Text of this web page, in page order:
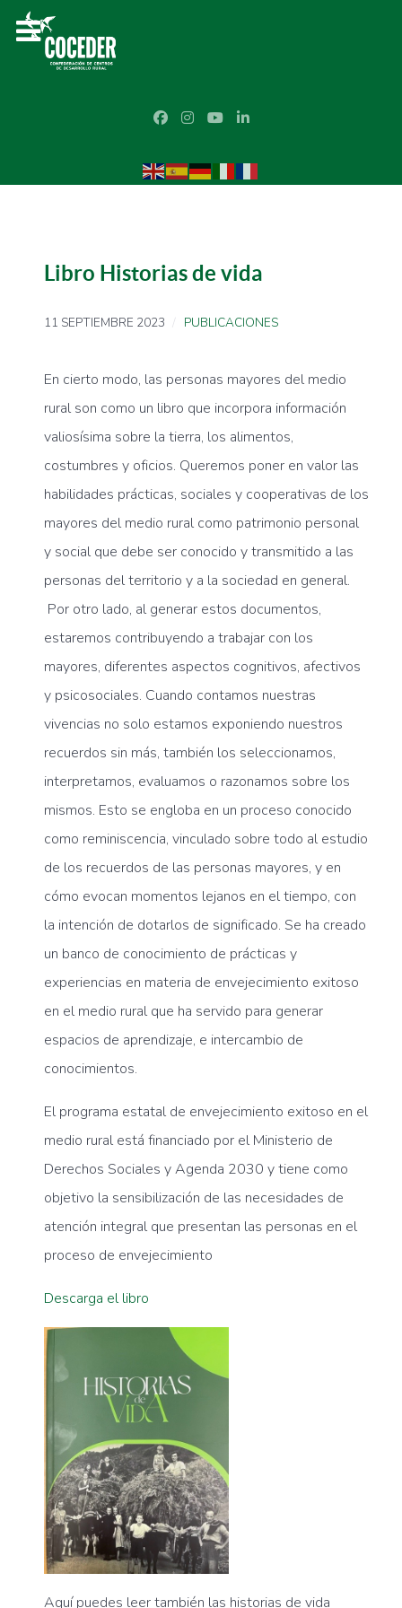
Libro Historias de vida
11 SEPTIEMBRE 2023 PUBLICACIONES
En cierto modo, las personas mayores del medio
rural son como un libro que incorpora información
valiosísima sobre la tierra, los alimentos,
costumbres y oficios. Queremos poner en valor las
habilidades prácticas, sociales y cooperativas de los
mayores del medio rural como patrimonio personal
y social que debe ser conocido y transmitido a las
personas del territorio y a la sociedad en general.
Por otro lado, al generar estos documentos,
estaremos contribuyendo a trabajar con los
mayores, diferentes aspectos cognitivos, afectivos
y psicosociales. Cuando contamos nuestras
vivencias no solo estamos exponiendo nuestros
recuerdos sin más, también los seleccionamos,
interpretamos, evaluamos o razonamos sobre los
mismos. Esto se engloba en un proceso conocido
como reminiscencia, vinculado sobre todo al estudio
de los recuerdos de las personas mayores, y en
cómo evocan momentos lejanos en el tiempo, con
la intención de dotarlos de significado. Se ha creado
un banco de conocimiento de prácticas y
experiencias en materia de envejecimiento exitoso
en el medio rural que ha servido para generar
espacios de aprendizaje, e intercambio de
conocimientos.
El programa estatal de envejecimiento exitoso en el
medio rural está financiado por el Ministerio de
Derechos Sociales y Agenda 2030 y tiene como
objetivo la sensibilización de las necesidades de
atención integral que presentan las personas en el
proceso de envejecimiento
Descarga el libro
Aquí puedes leer también las historias de vida